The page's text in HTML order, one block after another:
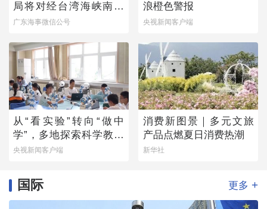
局将对经台湾海峡南口
北上船舶实施交通管制
广东海事微信公号
浪橙色警报
央视新闻客户端
从“看实验”转向“做中
学”，多地探索科学教育
新路径
央视新闻客户端
消费新图景｜多元文旅
产品点燃夏日消费热潮
新华社
国际 更多 +